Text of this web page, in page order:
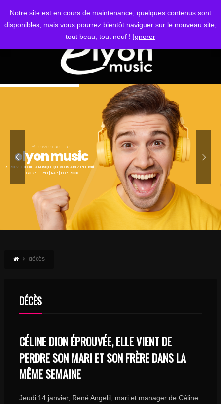
Notre site est en cours de maintenance, quelques contenus sont
disponibles, mais vous pourrez bientôt naviguer sur le nouveau site,
tout beau, tout neuf ! Ignorer
S'IDENTIFIER
Bienvenue sur
elyon music
RETROUVEZ TOUTE LA MUSIQUE QUE VOUS AIMEZ EN ILLIMITÉ
GOSPEL | RNB | RAP | POP-ROCK...
décès
DÉCÈS
CÉLINE DION ÉPROUVÉE, ELLE VIENT DE
PERDRE SON MARI ET SON FRÈRE DANS LA
MÊME SEMAINE
Jeudi 14 janvier, René Angelil, mari et manager de Céline